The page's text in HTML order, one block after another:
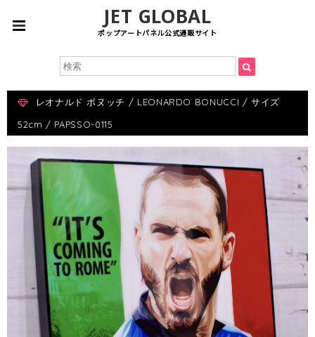
JET GLOBAL
ポップアートパネル公式通販サイト
レオナルド ボヌッチ / LEONARDO BONUCCI / サイズ
52cm / PAPSSO-0115